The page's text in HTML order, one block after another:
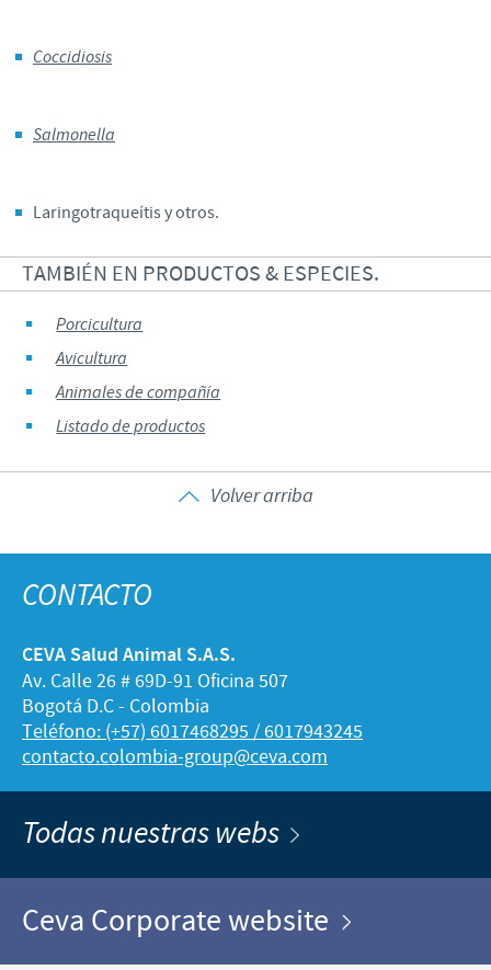
Coccidiosis
Salmonella
Laringotraqueítis y otros.
TAMBIÉN EN PRODUCTOS & ESPECIES.
Porcicultura
Avicultura
Animales de compañía
Listado de productos
Volver arriba
CONTACTO
CEVA Salud Animal S.A.S.
Av. Calle 26 # 69D-91 Oficina 507
Bogotá D.C - Colombia
Teléfono: (+57) 6017468295 / 6017943245
contacto.colombia-group@ceva.com
Todas nuestras webs
Ceva Corporate website